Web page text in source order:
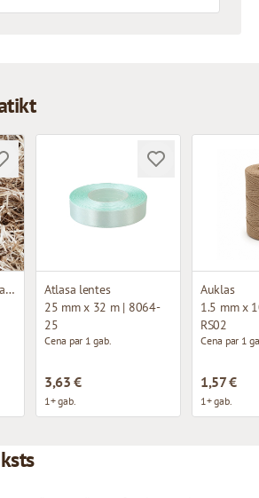
Koka skaidas dekorēšanai
Atlasa lentes
25 mm x 32 m | 8064-
25
Cena par 1 gab.
3,63 €
1+ gab.
Auklas
1.5 mm x
RS02
Cena par 1
1,57 €
1+ gab.